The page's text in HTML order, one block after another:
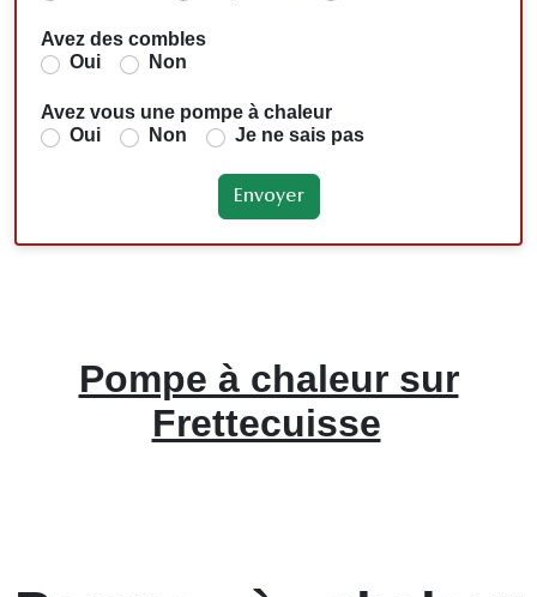
Avez des combles
Oui
Non
Avez vous une pompe à chaleur
Oui
Non Je ne sais pas
Pompe à chaleur sur
Frettecuisse